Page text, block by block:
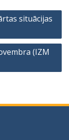
situācijas
(IZM